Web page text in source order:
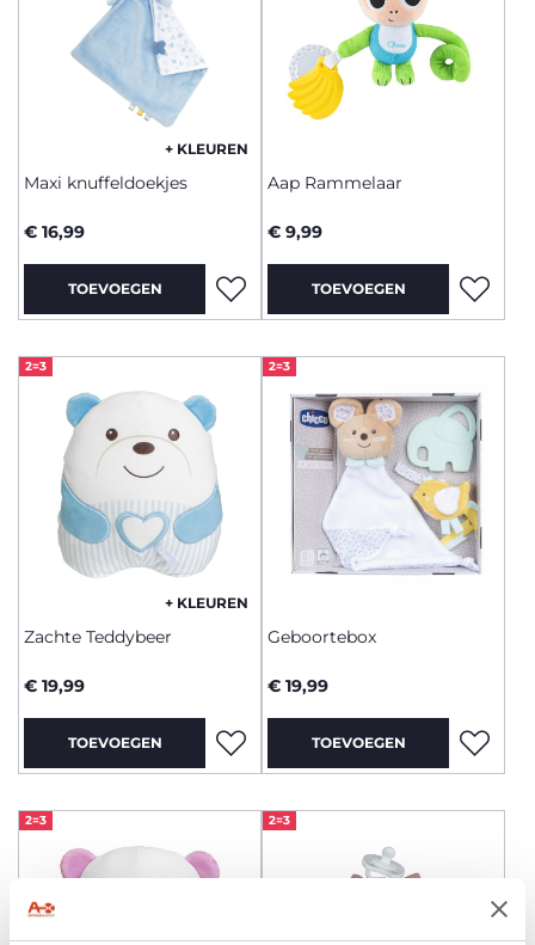
+ KLEUREN
Maxi knuffeldoekjes
€ 16,99
TOEVOEGEN
Aap Rammelaar
€ 9,99
TOEVOEGEN
2=3
+ KLEUREN
Zachte Teddybeer
€ 19,99
TOEVOEGEN
2=3
Geboortebox
€ 19,99
TOEVOEGEN
2=3 2=3